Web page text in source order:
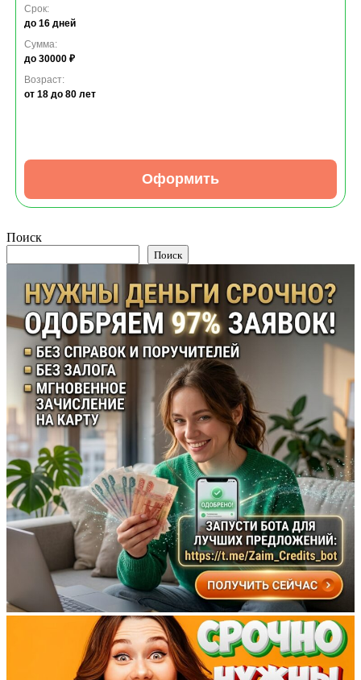
Срок:
до 16 дней
Сумма:
до 30000 ₽
Возраст:
от 18 до 80 лет
Оформить
Поиск
Поиск